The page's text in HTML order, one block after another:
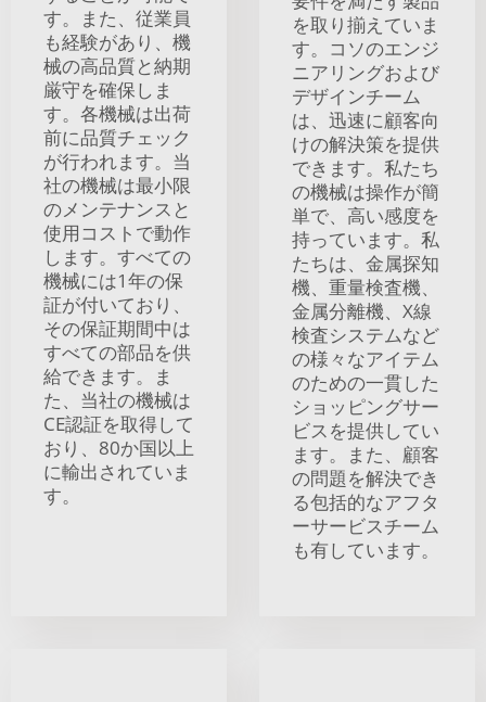
す。また、従業員
も経験があり、機
械の高品質と納期
厳守を確保しま
す。各機械は出荷
前に品質チェック
が行われます。当
社の機械は最小限
のメンテナンスと
使用コストで動作
します。すべての
機械には1年の保
証が付いており、
その保証期間中は
すべての部品を供
給できます。ま
た、当社の機械は
CE認証を取得して
おり、80か国以上
に輸出されていま
す。
を取り揃えていま
す。コソのエンジ
ニアリングおよび
デザインチーム
は、迅速に顧客向
けの解決策を提供
できます。私たち
の機械は操作が簡
単で、高い感度を
持っています。私
たちは、金属探知
機、重量検査機、
金属分離機、X線
検査システムなど
の様々なアイテム
のための一貫した
ショッピングサー
ビスを提供してい
ます。また、顧客
の問題を解決でき
る包括的なアフタ
ーサービスチーム
も有しています。